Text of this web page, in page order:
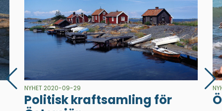
NYHET 2020-09-29
Politisk kraftsamling för